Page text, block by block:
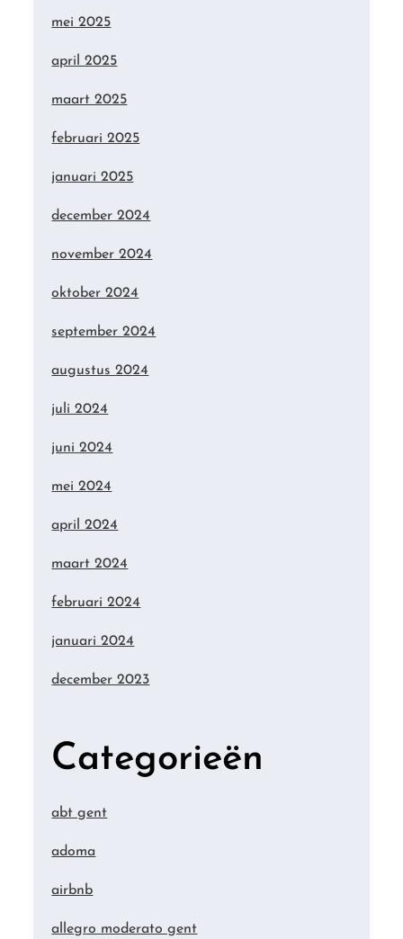
mei 2025
april 2025
maart 2025
februari 2025
januari 2025
december 2024
november 2024
oktober 2024
september 2024
augustus 2024
juli 2024
juni 2024
mei 2024
april 2024
maart 2024
februari 2024
januari 2024
december 2023
Categorieën
abt gent
adoma
airbnb
allegro moderato gent